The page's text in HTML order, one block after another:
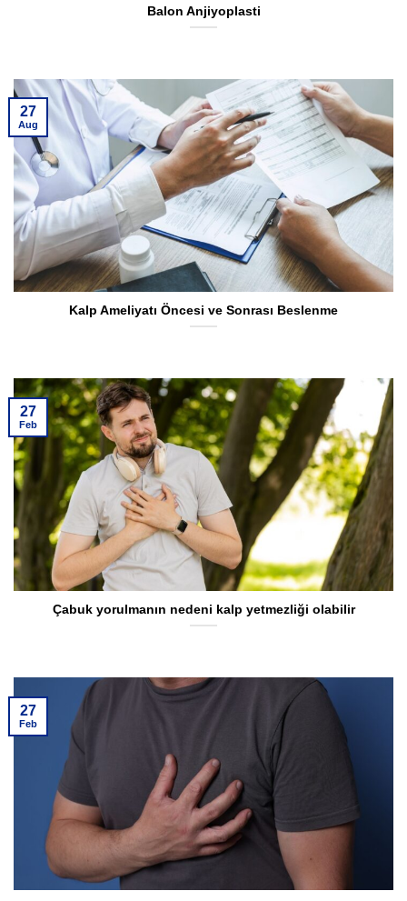
Balon Anjiyoplasti
Kalp Ameliyatı Öncesi ve Sonrası Beslenme
27
Aug
Çabuk yorulmanın nedeni kalp yetmezliği olabilir
27
Feb
27
Feb